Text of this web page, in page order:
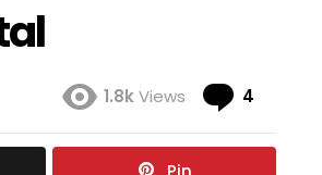
1.8kViews 4